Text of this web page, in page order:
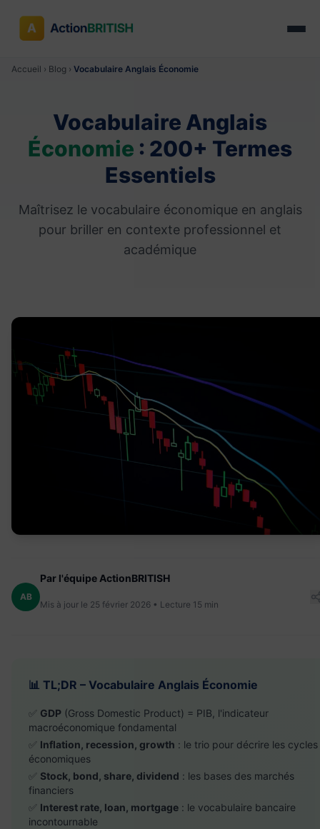
Accueil › Blog › Vocabulaire Anglais Économie
Vocabulaire Anglais
Économie : 200+ Termes
Essentiels
Maîtrisez le vocabulaire économique en anglais
pour briller en contexte professionnel et
académique
AB
Par l'équipe ActionBRITISH
Mis à jour le 25 février 2026 • Lecture 15 min
📊 TL;DR – Vocabulaire Anglais Économie
✅ GDP (Gross Domestic Product) = PIB, l'indicateur
macroéconomique fondamental
✅ Inflation, recession, growth : le trio pour décrire les cycles
économiques
✅ Stock, bond, share, dividend : les bases des marchés
financiers
✅ Interest rate, loan, mortgage : le vocabulaire bancaire
incontournable